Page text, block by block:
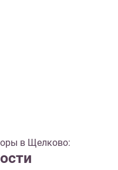
в Щелково: